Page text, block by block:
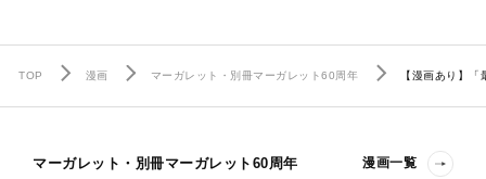
TOP 漫画 マーガレット・別冊マーガレット60周年 【漫画あり】
マーガレット・別冊マーガレット60周年 漫画一覧